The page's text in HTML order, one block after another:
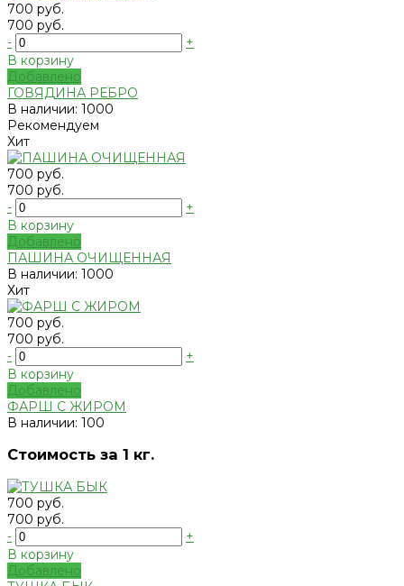
700 руб.
700 руб.
-
+
В корзину
Добавлено
ГОВЯДИНА РЕБРО
В наличии: 1000
Рекомендуем
Хит
700 руб.
700 руб.
-
+
В корзину
Добавлено
ПАШИНА ОЧИЩЕННАЯ
В наличии: 1000
Хит
700 руб.
700 руб.
-
+
В корзину
Добавлено
ФАРШ С ЖИРОМ
В наличии: 100
Стоимость за 1 кг.
700 руб.
700 руб.
-
+
В корзину
Добавлено